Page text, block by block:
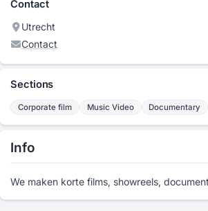
Contact
Utrecht
Contact
Sections
Corporate film Music Video Documentary
Info
We maken korte films, showreels,